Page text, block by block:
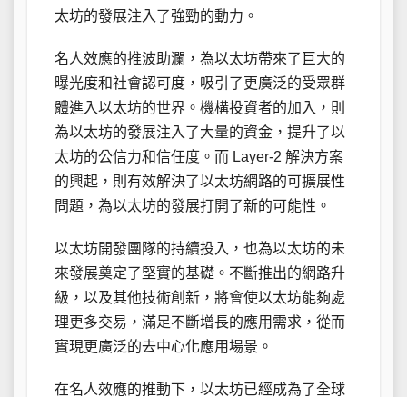
太坊的發展注入了強勁的動力。
名人效應的推波助瀾，為以太坊帶來了巨大的
曝光度和社會認可度，吸引了更廣泛的受眾群
體進入以太坊的世界。機構投資者的加入，則
為以太坊的發展注入了大量的資金，提升了以
太坊的公信力和信任度。而 Layer-2 解決方案
的興起，則有效解決了以太坊網路的可擴展性
問題，為以太坊的發展打開了新的可能性。
以太坊開發團隊的持續投入，也為以太坊的未
來發展奠定了堅實的基礎。不斷推出的網路升
級，以及其他技術創新，將會使以太坊能夠處
理更多交易，滿足不斷增長的應用需求，從而
實現更廣泛的去中心化應用場景。
在名人效應的推動下，以太坊已經成為了全球